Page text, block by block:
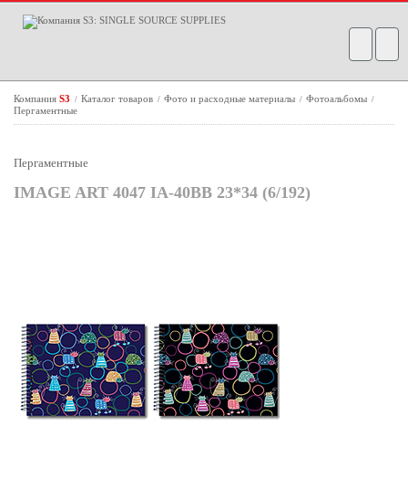
Компания S3 / Каталог товаров / Фото и расходные материалы / Фотоальбомы /
Пергаментные
Пергаментные
IMAGE ART 4047 IA-40BB 23*34 (6/192)